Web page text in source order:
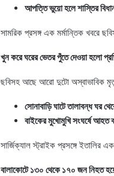
আপত্তি ভুয়ো হলে শাস্তির
সামরিক প্রসঙ্গ এক মর্মান্তিক খবরে
খুন করে ঘরের ভেতর পুঁতে দেওয়া হলো
ছবিসহ আছে আরো দুটো অস্বাভাবিক
সোনাবাড়ি ঘাটে তালাবন্ধ ঘর
বাইকের মুখোমুখি সংঘর্ষে
সার্জিক্যাল স্ট্রাইক প্রসঙ্গে ইতালির
বালাকোটে ১৩০ থেকে ১৭০ জন নিহত